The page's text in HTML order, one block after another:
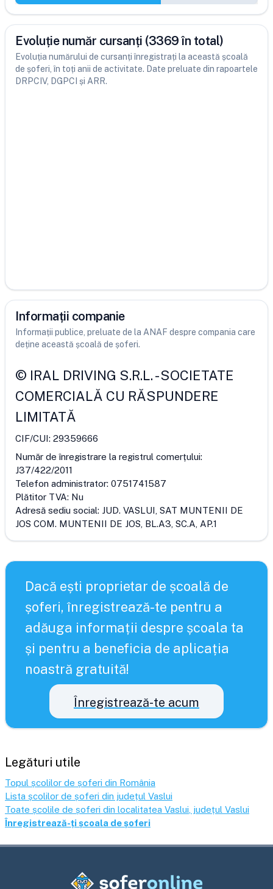
Evoluție număr cursanți (3369 în total)
Evoluția numărului de cursanți înregistrați la această școală
de șoferi, în toți anii de activitate. Date preluate din rapoartele
DRPCIV, DGPCI și ARR.
Informații companie
Informații publice, preluate de la ANAF despre compania care
deține această școală de șoferi.
© IRAL DRIVING S.R.L.-SOCIETATE
COMERCIALĂ CU RĂSPUNDERE
LIMITATĂ
CIF/CUI: 29359666
Număr de înregistrare la registrul comerțului:
J37/422/2011
Telefon administrator: 0751741587
Plătitor TVA: Nu
Adresă sediu social: JUD. VASLUI, SAT MUNTENII DE
JOS COM. MUNTENII DE JOS, BL.A3, SC.A, AP.1
Dacă ești proprietar de școală de
șoferi, înregistrează-te pentru a
adăuga informații despre școala ta
și pentru a beneficia de aplicația
noastră gratuită!
Înregistrează-te acum
Legături utile
Topul școlilor de șoferi din România
Lista școlilor de șoferi din județul Vaslui
Toate școlile de șoferi din localitatea Vaslui , județul Vaslui
Înregistrează-ți școala de șoferi